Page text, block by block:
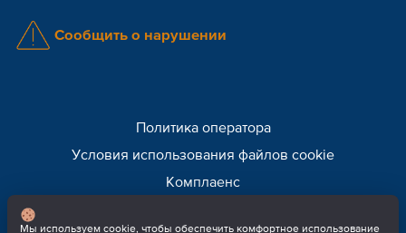
Мы используем cookie, чтобы обеспечить комфортное использование
Политика оператора
Условия использования файлов cookie
Комплаенс
Сообщить о нарушении